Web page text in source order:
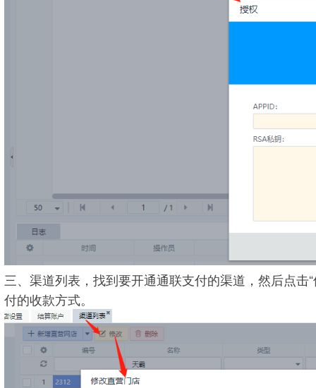
三、渠道列表，找到要开通通联支付的渠道，然后点击
付的收款方式。